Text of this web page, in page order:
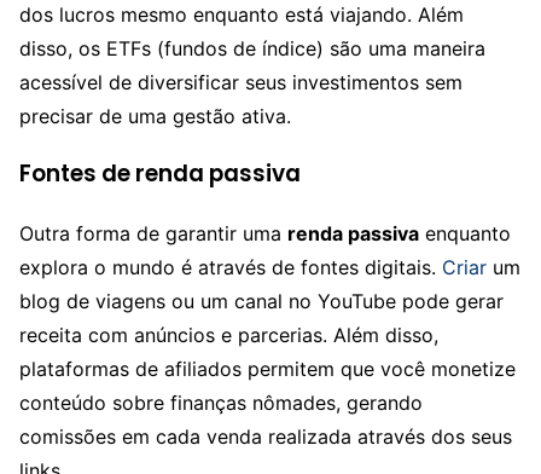
dos lucros mesmo enquanto está viajando. Além
disso, os ETFs (fundos de índice) são uma maneira
acessível de diversificar seus investimentos sem
precisar de uma gestão ativa.
Fontes de renda passiva
Outra forma de garantir uma renda passiva enquanto
explora o mundo é através de fontes digitais. Criar um
blog de viagens ou um canal no YouTube pode gerar
receita com anúncios e parcerias. Além disso,
plataformas de afiliados permitem que você monetize
conteúdo sobre finanças nômades, gerando
comissões em cada venda realizada através dos seus